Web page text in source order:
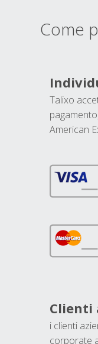
Come
Talixo
American
Clienti
i clienti
corporate